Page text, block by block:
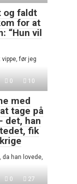
og faldt
for at
“Hun vil
før jeg
0 10
med
tage på
det, han
fik
da han lovede,
0 27